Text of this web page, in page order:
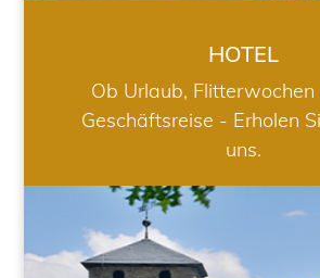
HOTEL
Ob Urlaub,
Geschäftsreise - Erholen
uns.